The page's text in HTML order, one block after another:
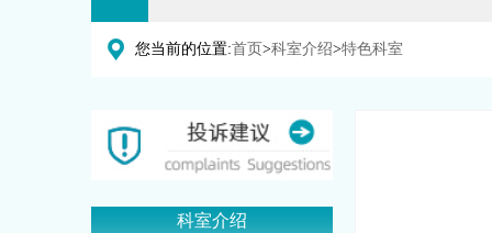
您当前的位置:首页 >科室介绍>特色科室
科室介绍